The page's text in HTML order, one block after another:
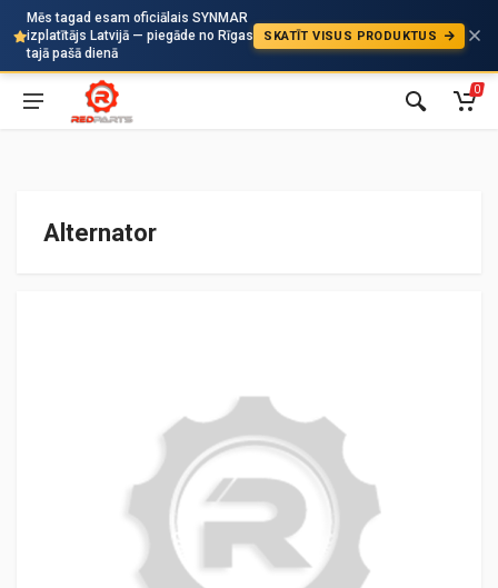
Mēs tagad esam oficiālais SYNMAR
izplatītājs Latvijā — piegāde no Rīgas
tajā pašā dienā
SKATĪT VISUS PRODUKTUS
Auto
0
Alternator